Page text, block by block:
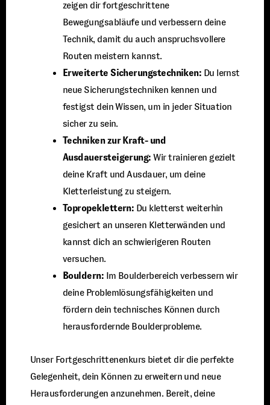
zeigen dir fortgeschrittene
Bewegungsabläufe und verbessern deine
Technik, damit du auch anspruchsvollere
Routen meistern kannst.
Erweiterte Sicherungstechniken: Du lernst
neue Sicherungstechniken kennen und
festigst dein Wissen, um in jeder Situation
sicher zu sein.
Techniken zur Kraft- und
Ausdauersteigerung: Wir trainieren gezielt
deine Kraft und Ausdauer, um deine
Kletterleistung zu steigern.
Topropeklettern: Du kletterst weiterhin
gesichert an unseren Kletterwänden und
kannst dich an schwierigeren Routen
versuchen.
Bouldern: Im Boulderbereich verbessern wir
deine Problemlösungsfähigkeiten und
fördern dein technisches Können durch
herausfordernde Boulderprobleme.
Unser Fortgeschrittenenkurs bietet dir die perfekte
Gelegenheit, dein Können zu erweitern und neue
Herausforderungen anzunehmen. Bereit, deine